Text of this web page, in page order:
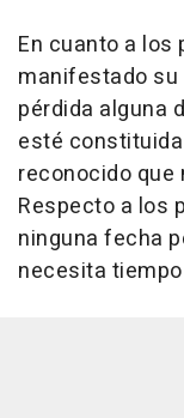
En cuanto a los
manifestado su
pérdida alguna
esté
reconocido que
Respecto a los
ninguna fecha
necesita